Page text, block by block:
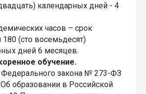
календарных дней - 4
часов – срок
180 (сто восемьдесят)
дней 6 месяцев.
обучение.
Федерального закона № 273-ФЗ
образовании в Российской